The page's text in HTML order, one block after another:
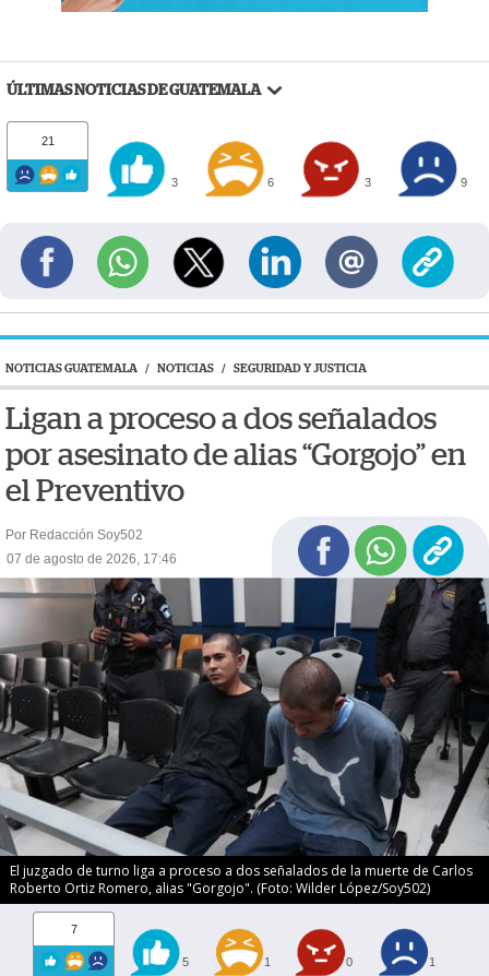
ÚLTIMAS NOTICIAS DE GUATEMALA
21
3 6 3 9
NOTICIAS GUATEMALA / NOTICIAS / SEGURIDAD Y JUSTICIA
Ligan a proceso a dos señalados
por asesinato de alias “Gorgojo” en
el Preventivo
Por Redacción Soy502
07 de agosto de 2026, 17:46
El juzgado de turno liga a proceso a dos señalados de la muerte de Carlos
Roberto Ortiz Romero, alias "Gorgojo". (Foto: Wilder López/Soy502)
7
5 1 0 1